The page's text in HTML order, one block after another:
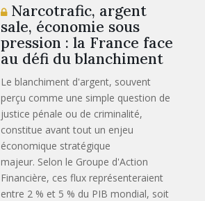
Narcotrafic, argent
sale, économie sous
pression : la France face
au défi du blanchiment
Le blanchiment d'argent, souvent
perçu comme une simple question de
justice pénale ou de criminalité,
constitue avant tout un enjeu
économique stratégique
majeur. Selon le Groupe d'Action
Financière, ces flux représenteraient
entre 2 % et 5 % du PIB mondial, soit